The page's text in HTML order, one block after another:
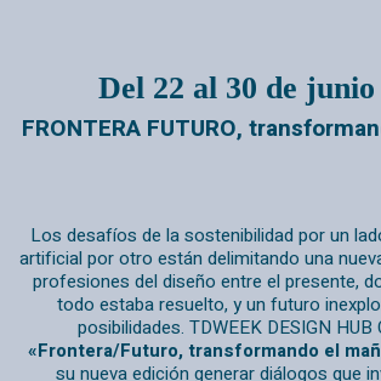
Del 22 al 30 de junio
FRONTERA FUTURO,
Los desafíos de la sostenibilidad por un
artificial por otro están delimitando una
profesiones del diseño entre el presente,
todo estaba resuelto, y un futuro
posibilidades. TDWEEK DESIGN HUB
«Frontera/Futuro, transformando el
su nueva edición generar diálogos que